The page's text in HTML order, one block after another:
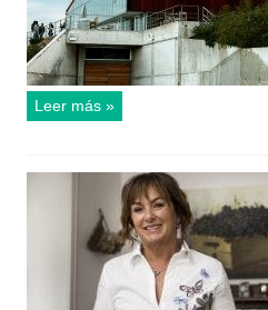
Leer más »